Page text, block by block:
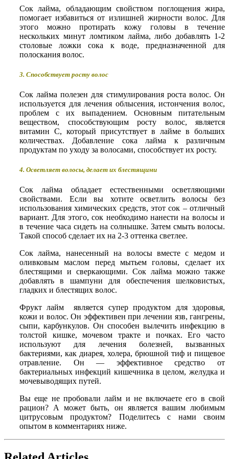
Сок лайма, обладающим свойством поглощения жира,
помогает избавиться от излишней жирности волос. Для
этого можно протирать кожу головы в течение
нескольких минут ломтиком лайма, либо добавлять 1-2
столовые ложки сока к воде, предназначенной для
полоскания волос.
3. Способствует росту волос
Сок лайма полезен для стимулирования роста волос. Он
используется для лечения облысения, истончения волос,
проблем с их выпадением. Основным питательным
веществом, способствующим росту волос, является
витамин С, который присутствует в лайме в больших
количествах. Добавление сока лайма к различным
продуктам по уходу за волосами, способствует их росту.
4. Осветляет волосы, делает их блестящими
Сок лайма обладает естественными осветляющими
свойствами. Если вы хотите осветлить волосы без
использования химических средств, этот сок – отличный
вариант. Для этого, сок необходимо нанести на волосы и
в течение часа сидеть на солнышке. Затем смыть волосы.
Такой способ сделает их на 2-3 оттенка светлее.
Сок лайма, нанесенный на волосы вместе с медом и
оливковым маслом перед мытьем головы, сделает их
блестящими и сверкающими. Сок лайма можно также
добавлять в шампуни для обеспечения шелковистых,
гладких и блестящих волос.
Фрукт лайм является супер продуктом для здоровья,
кожи и волос. Он эффективен при лечении язв, гангрены,
сыпи, карбункулов. Он способен вылечить инфекцию в
толстой кишке, мочевом тракте и почках. Его часто
используют для лечения болезней, вызванных
бактериями, как диарея, холера, брюшной тиф и пищевое
отравление. Он — эффективное средство от
бактериальных инфекций кишечника в целом, желудка и
мочевыводящих путей.
Вы еще не пробовали лайм и не включаете его в свой
рацион? А может быть, он является вашим любимым
цитрусовым продуктом? Поделитесь с нами своим
опытом в комментариях ниже.